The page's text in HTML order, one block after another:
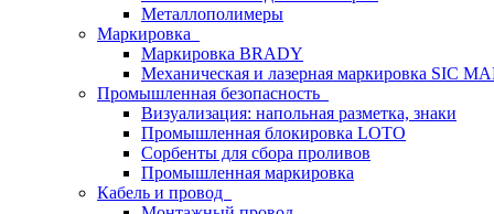
Металлополимеры
Маркировка
Маркировка BRADY
Механическая и лазерная маркировка SIC
Промышленная безопасность
Визуализация: напольная разметка, знаки
Промышленная блокировка LOTO
Сорбенты для сбора проливов
Промышленная маркировка
Кабель и провод